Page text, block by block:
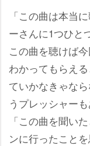
「この曲は本当
ーさんに1つひと
この曲を聴けば
わかってもらえ
ていかなきゃな
うプレッシャー
「この曲を聞い
ンに行ったこと